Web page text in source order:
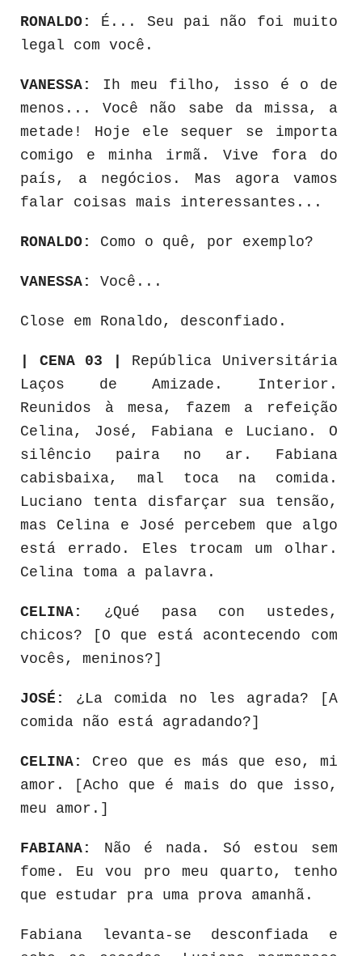
RONALDO:
É... Seu pai não foi muito
legal com você.
VANESSA:
Ih meu filho, isso é o de
menos... Você não sabe da missa, a
metade! Hoje ele sequer se importa
comigo e minha irmã. Vive fora do
país, a negócios. Mas agora vamos
falar coisas mais interessantes...
RONALDO: Como o quê, por exemplo?
VANESSA: Você...
Close em Ronaldo, desconfiado.
| CENA 03 | República Universitária
Laços de Amizade. Interior.
Reunidos à mesa, fazem a refeição
Celina, José, Fabiana e Luciano. O
silêncio paira no ar. Fabiana
cabisbaixa, mal toca na comida.
Luciano tenta disfarçar sua tensão,
mas Celina e José percebem que algo
está errado. Eles trocam um olhar.
Celina toma a palavra.
CELINA:
¿Qué pasa con ustedes,
chicos? [O que está acontecendo com
vocês, meninos?]
JOSÉ:
¿La comida no les agrada? [A
comida não está agradando?]
CELINA:
Creo que es más que eso, mi
amor. [Acho que é mais do que isso,
meu amor.]
FABIANA:
Não é nada. Só estou sem
fome. Eu vou pro meu quarto, tenho
que estudar pra uma prova amanhã.
Fabiana levanta-se desconfiada e